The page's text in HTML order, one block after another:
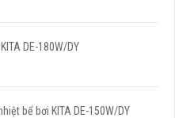
DE-180W/DY
bể bơi KITA DE-150W/DY